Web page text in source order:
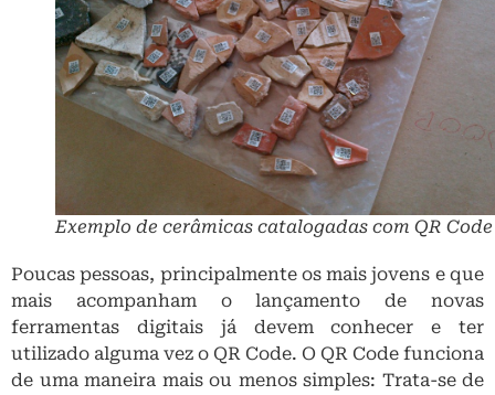
Exemplo de cerâmicas catalogadas com QR Code
Poucas pessoas, principalmente os mais jovens e que
mais acompanham o lançamento de novas
ferramentas digitais já devem conhecer e ter
utilizado alguma vez o QR Code. O QR Code funciona
de uma maneira mais ou menos simples: Trata-se de